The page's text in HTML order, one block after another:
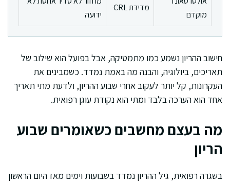
מוקדם
מדידת CRL
ידועה
חישוב ההריון נשמע כמו מתמטיקה, אבל בפועל הוא שילוב של
תאריכים, ביולוגיה, והבנה מה באמת נמדד. כשמבינים את
העקרונות, קל יותר לעקוב אחרי שבוע ההריון, ולדעת מתי תאריך
אחד הוא הערכה בלבד ומתי הוא נקודת עוגן רפואית.
מה בעצם מחשבים כשאומרים שבוע
הריון
בשגרה רפואית, גיל ההריון נמדד בשבועות וימים מאז היום הראשון